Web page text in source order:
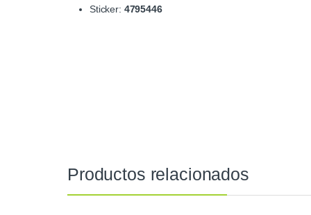
Sticker: 4795446
Productos relacionados